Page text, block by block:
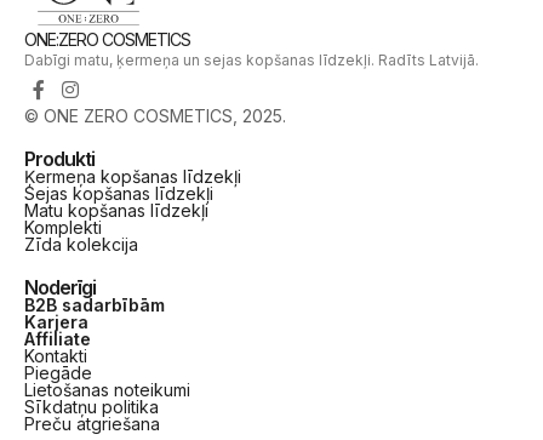
ONE:ZERO COSMETICS
Dabīgi matu, ķermeņa un sejas kopšanas līdzekļi. Radīts Latvijā.
© ONE ZERO COSMETICS, 2025.
Produkti
Ķermeņa kopšanas līdzekļi
Sejas kopšanas līdzekļi
Matu kopšanas līdzekļi
Komplekti
Zīda kolekcija
Noderīgi
B2B sadarbībām
Karjera
Affiliate
Kontakti
Piegāde
Lietošanas noteikumi
Sīkdatņu politika
Preču atgriešana